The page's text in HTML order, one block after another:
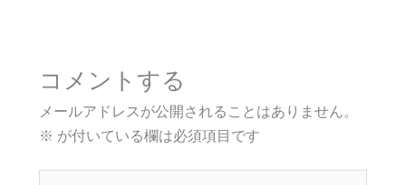
コメントする
メールアドレスが公開されることはありません。
※ が付いている欄は必須項目です